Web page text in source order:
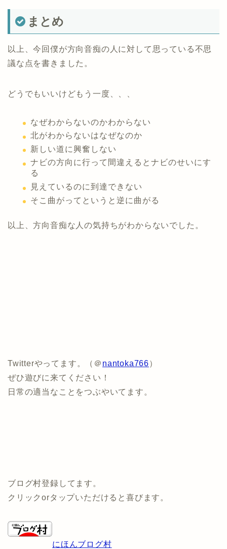
まとめ
以上、今回僕が方向音痴の人に対して思っている不思
議な点を書きました。
どうでもいいけどもう一度、、、
なぜわからないのかわからない
北がわからないはなぜなのか
新しい道に興奮しない
ナビの方向に行って間違えるとナビのせいにす
る
見えているのに到達できない
そこ曲がってというと逆に曲がる
以上、方向音痴な人の気持ちがわからないでした。
Twitterやってます。（＠ nantoka766）
ぜひ遊びに来てください！
日常の適当なことをつぶやいてます。
ブログ村登録してます。
クリックorタップいただけると喜びます。
にほんブログ村